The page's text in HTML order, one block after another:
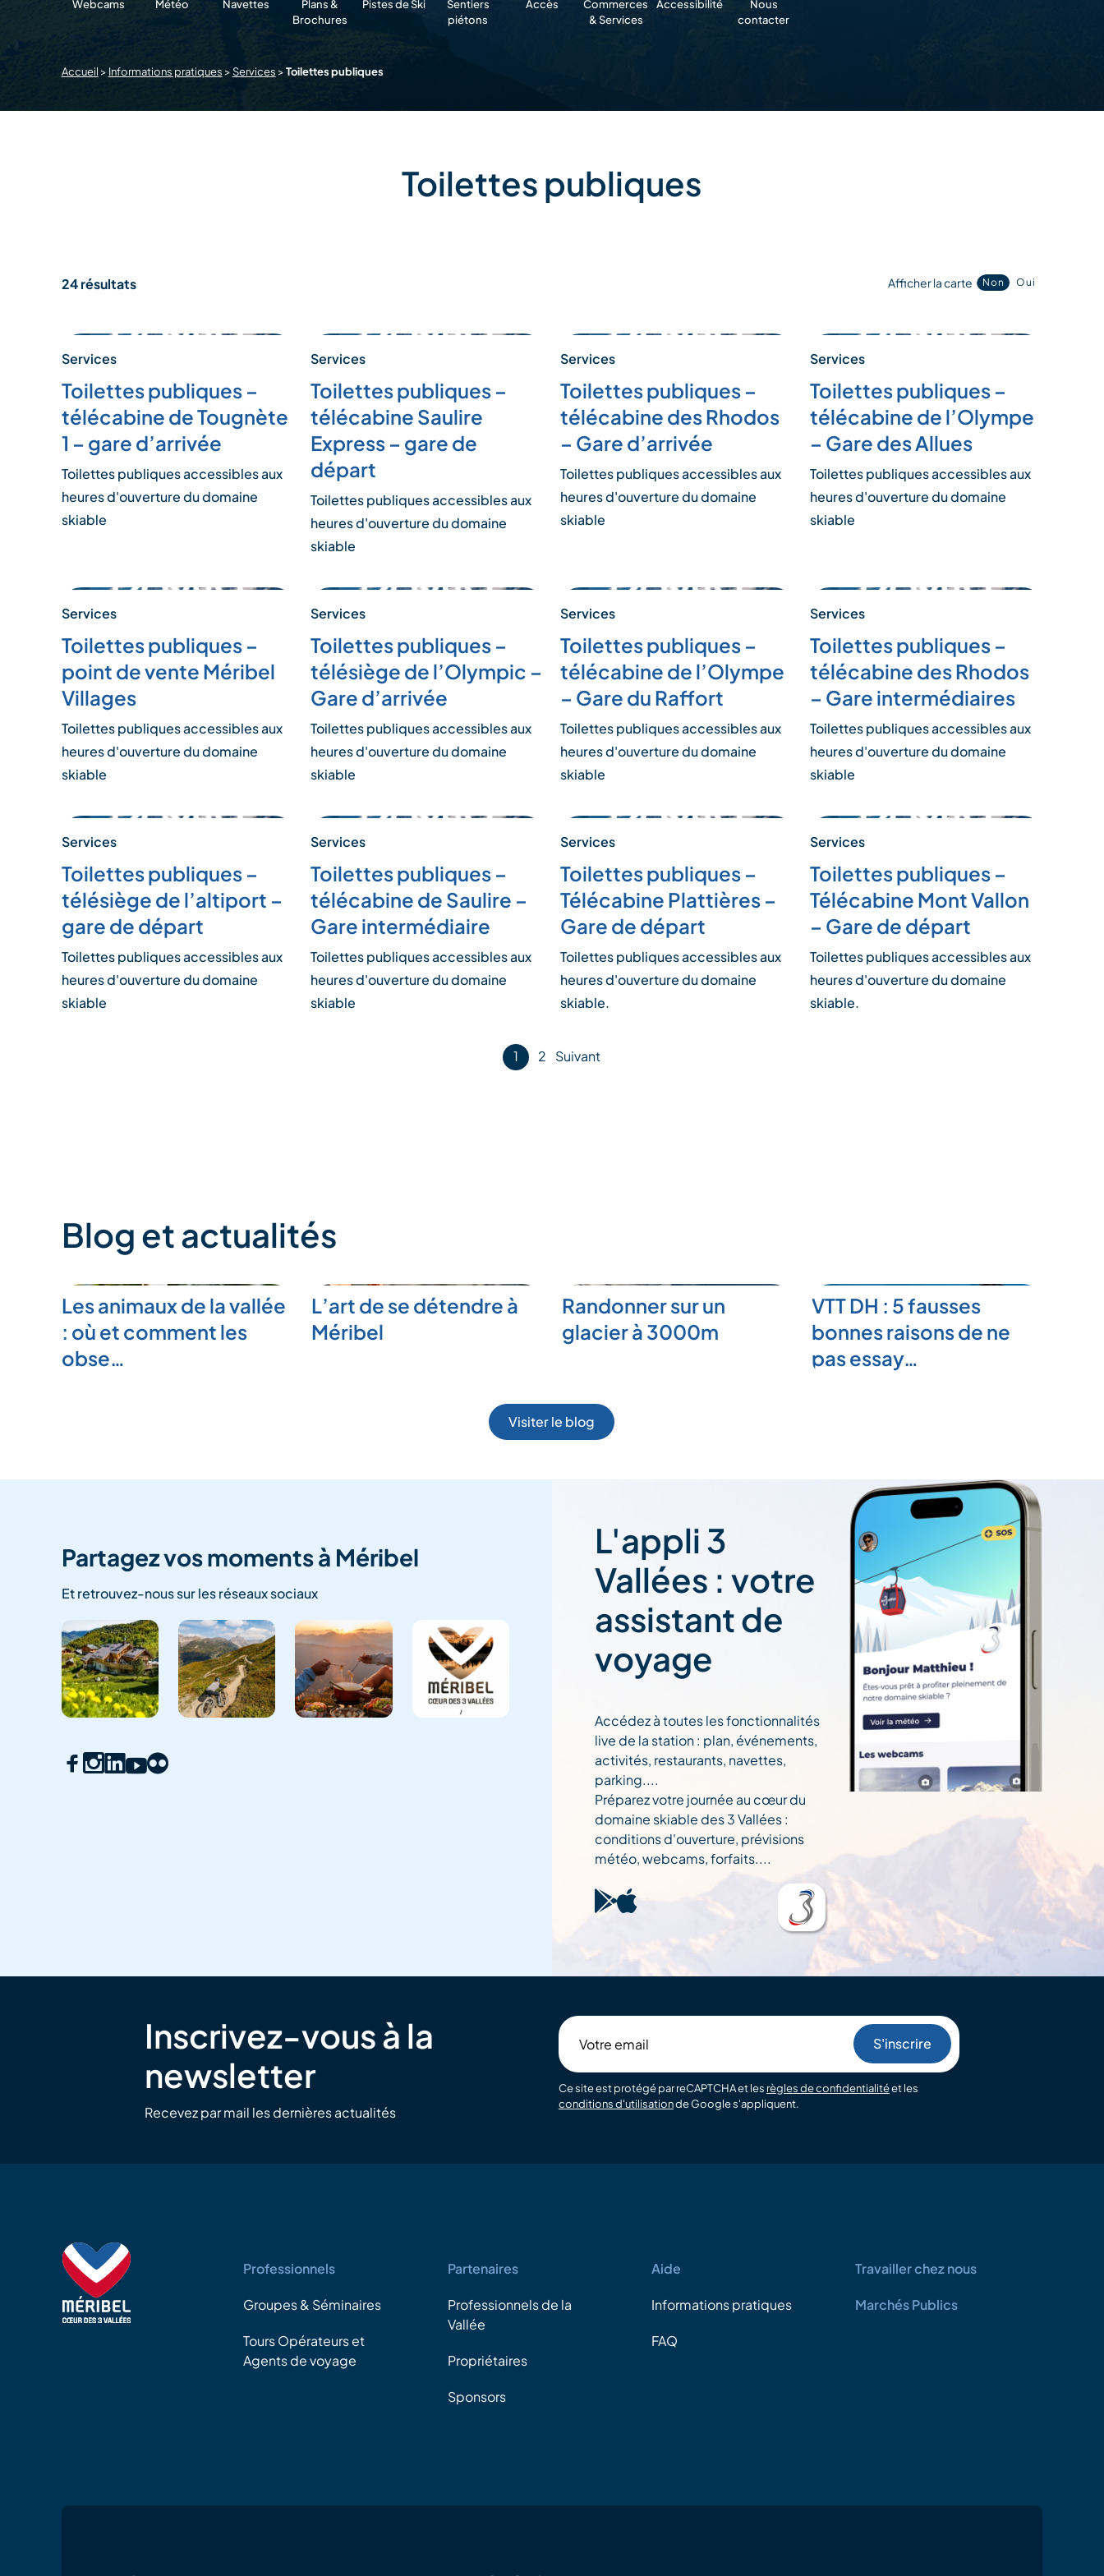
Accueil > Informations pratiques >Services >Toilettes publiques
Webcams Météo Navettes
Plans &
Brochures
Pistes de Ski
Sentiers
piétons
Accès
Commerces
& Services
Accessibilité
Nous
contacter
Toilettes publiques
24 résultats Afficher la carte Non Oui
Services
Toilettes publiques –
télécabine de Tougnète
1 – gare d’arrivée
Toilettes publiques accessibles aux
heures d'ouverture du domaine
skiable
Services
Toilettes publiques –
télécabine Saulire
Express – gare de
départ
Toilettes publiques accessibles aux
heures d'ouverture du domaine
skiable
Services
Toilettes publiques –
télécabine des Rhodos
– Gare d’arrivée
Toilettes publiques accessibles aux
heures d'ouverture du domaine
skiable
Services
Toilettes publiques –
télécabine de l’Olympe
– Gare des Allues
Toilettes publiques accessibles aux
heures d'ouverture du domaine
skiable
Services
Toilettes publiques –
point de vente Méribel
Villages
Toilettes publiques accessibles aux
heures d'ouverture du domaine
skiable
Services
Toilettes publiques –
télésiège de l’Olympic –
Gare d’arrivée
Toilettes publiques accessibles aux
heures d'ouverture du domaine
skiable
Services
Toilettes publiques –
télécabine de l’Olympe
– Gare du Raffort
Toilettes publiques accessibles aux
heures d'ouverture du domaine
skiable
Services
Toilettes publiques –
télécabine des Rhodos
– Gare intermédiaires
Toilettes publiques accessibles aux
heures d'ouverture du domaine
skiable
Services
Toilettes publiques –
télésiège de l’altiport –
gare de départ
Toilettes publiques accessibles aux
heures d'ouverture du domaine
skiable
Services
Toilettes publiques –
télécabine de Saulire –
Gare intermédiaire
Toilettes publiques accessibles aux
heures d'ouverture du domaine
skiable
Services
Toilettes publiques –
Télécabine Plattières –
Gare de départ
Toilettes publiques accessibles aux
heures d'ouverture du domaine
skiable.
Services
Toilettes publiques –
Télécabine Mont Vallon
– Gare de départ
Toilettes publiques accessibles aux
heures d'ouverture du domaine
skiable.
1 2 Suivant
Blog et actualités
Les animaux de la vallée
: où et comment les
obse…
L’art de se détendre à
Méribel
Randonner sur un
glacier à 3000m
VTT DH : 5 fausses
bonnes raisons de ne
pas essay…
Visiter le blog
Partagez vos moments à Méribel
Et retrouvez-nous sur les réseaux sociaux
L'appli 3
Vallées : votre
assistant de
voyage
Accédez à toutes les fonctionnalités
live de la station : plan, événements,
activités, restaurants, navettes,
parking....
Préparez votre journée au cœur du
domaine skiable des 3 Vallées :
conditions d'ouverture, prévisions
météo, webcams, forfaits....
Inscrivez-vous à la
newsletter
Recevez par mail les dernières actualités
email
Ce site est protégé par reCAPTCHA et les règles de confidentialitéet les
conditions d'utilisationde Google s'appliquent.
Professionnels
Groupes & Séminaires
Tours Opérateurs et
Agents de voyage
Partenaires
Professionnels de la
Vallée
Propriétaires
Sponsors
Aide
Informations pratiques
FAQ
Travailler chez nous
Marchés Publics